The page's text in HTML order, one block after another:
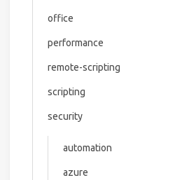
office
performance
remote-scripting
scripting
security
automation
azure